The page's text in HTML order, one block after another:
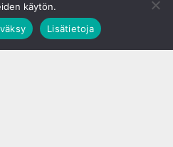
käytön.
Lisätietoja